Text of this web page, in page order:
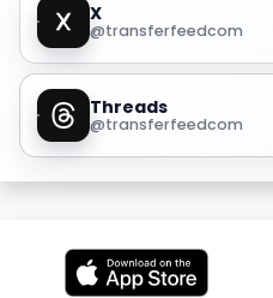
X
@transferfeedcom
Threads
@transferfeedcom